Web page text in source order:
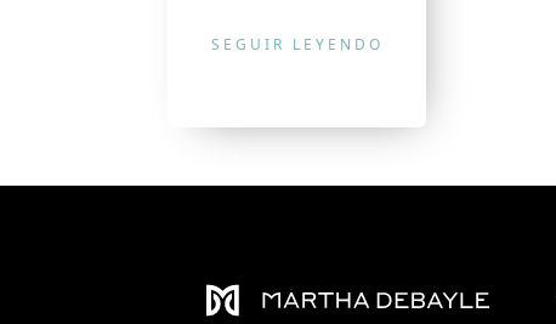
SEGUIR LEYENDO